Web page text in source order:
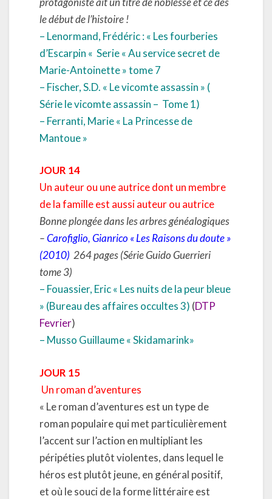
le début de l’histoire !
– Lenormand, Frédéric : « Les fourberies
d’Escarpin « Serie « Au service secret de
Marie-Antoinette » tome 7
– Fischer, S.D. « Le vicomte assassin » (
Série le vicomte assassin – Tome 1)
– Ferranti, Marie « La Princesse de
Mantoue »
JOUR 14
Un auteur ou une autrice dont un membre
de la famille est aussi auteur ou autrice
Bonne plongée dans les arbres généalogiques
–Carofiglio, Gianrico « Les Raisons du doute »
(2010) 264 pages (Série Guido Guerrieri
tome 3)
– Fouassier, Eric « Les nuits de la peur bleue
» (Bureau des affaires occultes 3) (DTP
Fevrier)
– Musso Guillaume « Skidamarink»
JOUR 15
Un roman d’aventures
« Le roman d’aventures est un type de
roman populaire qui met particulièrement
l’accent sur l’action en multipliant les
péripéties plutôt violentes, dans lequel le
héros est plutôt jeune, en général positif,
et où le souci de la forme littéraire est